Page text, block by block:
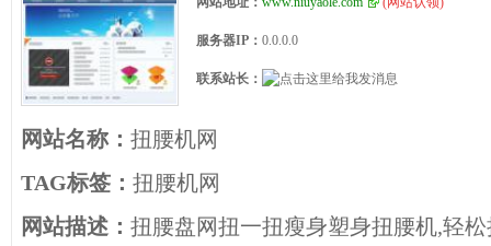
服务器IP： 0.0.0.0
联系站长：
网站名称： 扭腰机网
TAG标签： 扭腰机网
网站描述： 扭腰盘网扭一扭瘦身塑身扭腰机,轻